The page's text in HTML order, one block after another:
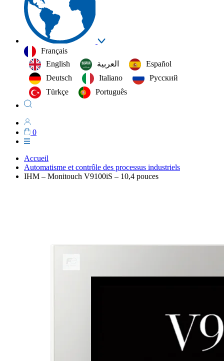
Français
English
العربية‏
Español
Deutsch
Italiano
Русский
Türkçe
Português
0
Accueil
Automatisme et contrôle des processus industriels
IHM – Monitouch V9100iS – 10,4 pouces